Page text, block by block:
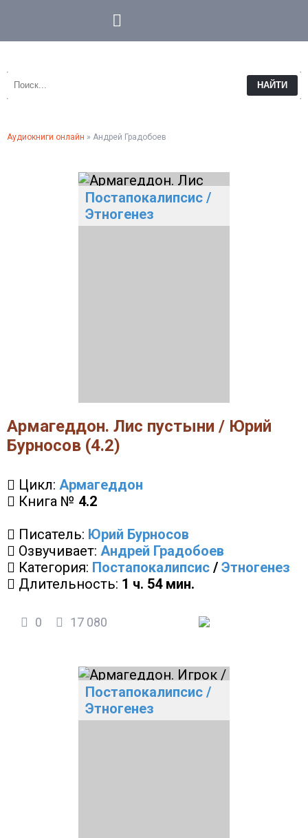
НАЙТИ
Аудиокниги онлайн » Андрей Градобоев
Постапокалипсис /
Этногенез
Армагеддон. Лис пустыни / Юрий
Бурносов (4.2)
Цикл: Армагеддон
Книга № 4.2
Писатель: Юрий Бурносов
Озвучивает: Андрей Градобоев
Категория: Постапокалипсис / Этногенез
Длительность: 1 ч. 54 мин.
0 17 080
Постапокалипсис /
Этногенез